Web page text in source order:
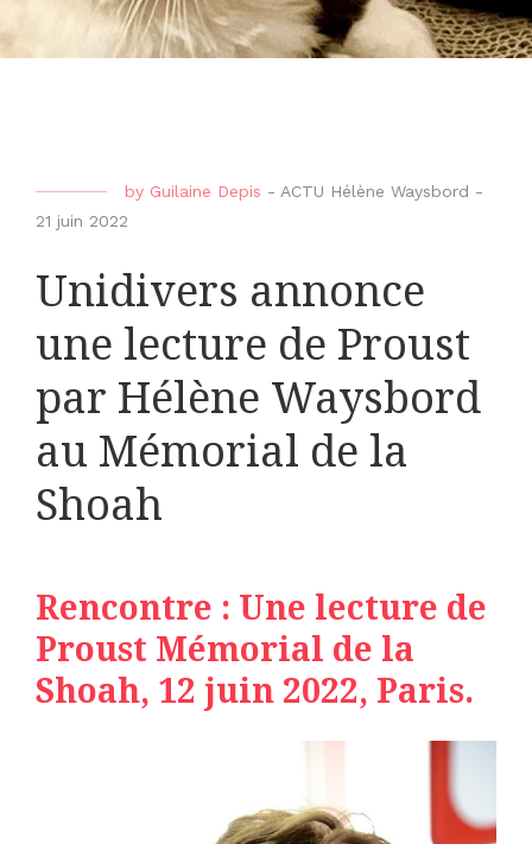
by Guilaine Depis - ACTU Hélène Waysbord -
21 juin 2022
Unidivers annonce
une lecture de Proust
par Hélène Waysbord
au Mémorial de la
Shoah
Rencontre : Une lecture de
Proust Mémorial de la
Shoah, 12 juin 2022, Paris.